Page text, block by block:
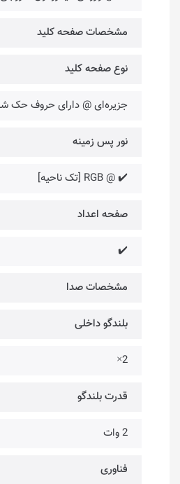
مشخصات صفحه کلید
نوع صفحه کلید
جزیره‌ای @ دارای حروف حک
نور پس زمینه
✔️ @ RGB [تک ناحیه]
صفحه اعداد
✔️
مشخصات صدا
بلندگو داخلی
2×
قدرت بلندگو
2 وات
فناوری‌